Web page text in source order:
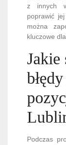
z innych
poprawić
można
kluczowe
Jakie
Podczas